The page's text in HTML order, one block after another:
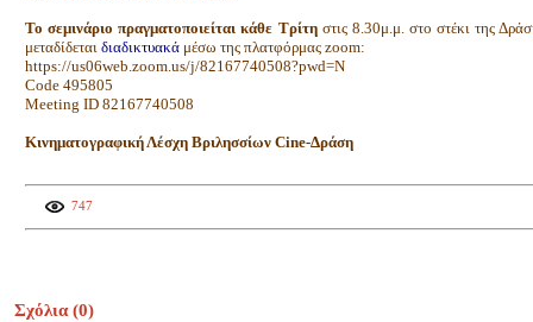
Το σεμινάριο πραγματοποιείται κάθε Τρίτηστις 8.30μ.μ. στο στέκι της
μεταδίδεται διαδικτυακά μέσω της πλατφόρμας zoom:
https://us06web.zoom.us/j/82167740508?pwd=N
Code 495805
Meeting ID 82167740508
Κινηματογραφική Λέσχη Βριλησσίων Cine-Δράση
747
Σχόλια (0)